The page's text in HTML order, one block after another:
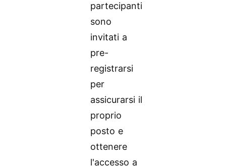
partecipanti
sono
invitati a
pre-
registrarsi
per
assicurarsi il
proprio
posto e
ottenere
l'accesso a